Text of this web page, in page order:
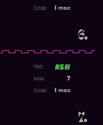
6.
msc
Czas:
7.
Ost:
7
Max:
msc
Czas: